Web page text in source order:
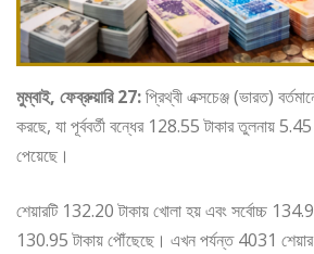
মুম্বাই, ফেব্রুয়ারি 27:প্রিথ্বী এক্সচেঞ্জ (ভারত)
করছে, যা পূর্ববর্তী বন্ধের 128.55 টাকার তুলনায়
পেয়েছে।
শেয়ারটি 132.20 টাকায় খোলা হয় এবং সর্বোচ্চ
130.95 টাকায় পৌঁছেছে। এখন পর্যন্ত 4031 শেয়ার